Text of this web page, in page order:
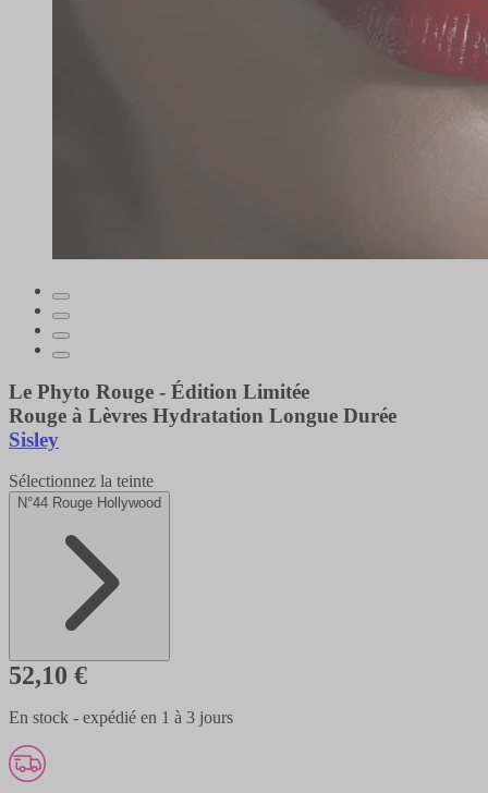
Le Phyto Rouge - Édition Limitée
Rouge à Lèvres Hydratation Longue Durée
Sisley
Sélectionnez la teinte
N°44 Rouge Hollywood
52,10 €
En stock - expédié en 1 à 3 jours